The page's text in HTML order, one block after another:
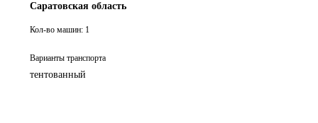
Саратовская область
Кол-во машин: 1
Варианты транспорта
тентованный